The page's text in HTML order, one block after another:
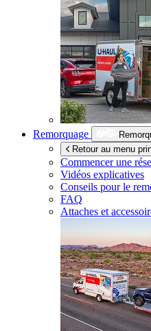
Remorquage
Retour au menu
Commencer une
Vidéos explicatives
Conseils pour le
FAQ
Attaches et